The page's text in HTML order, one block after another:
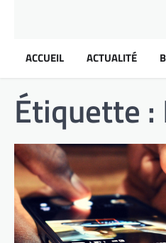
ACCUEIL ACTUALITÉ
Étiquette :